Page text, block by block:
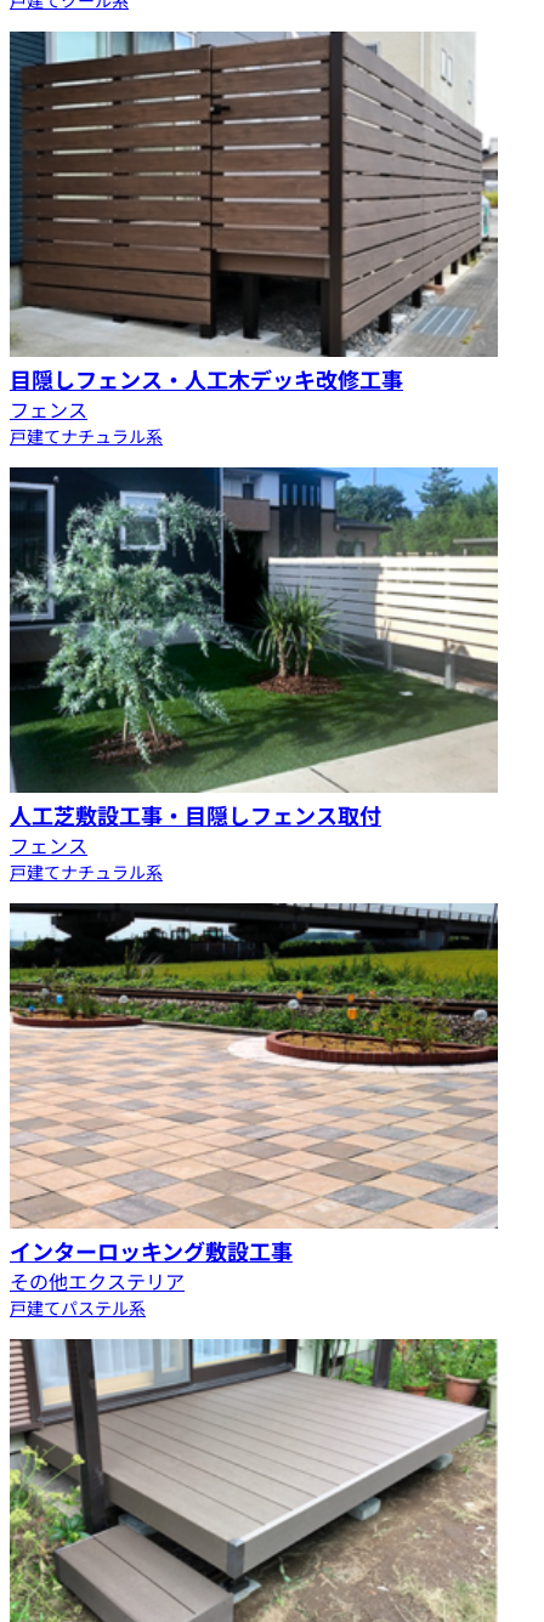
目隠しフェンス・人工木デッキ改修工事
フェンス
戸建てナチュラル系
人工芝敷設工事・目隠しフェンス取付
フェンス
戸建てナチュラル系
インターロッキング敷設工事
その他エクステリア
戸建てパステル系